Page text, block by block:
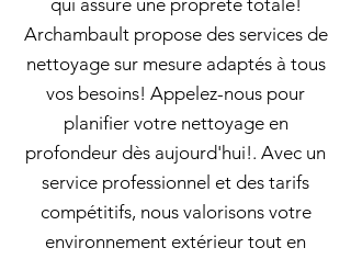
qui assure une propreté totale!
Archambault propose des services de
nettoyage sur mesure adaptés à tous
vos besoins! Appelez-nous pour
planifier votre nettoyage en
profondeur dès aujourd'hui!. Avec un
service professionnel et des tarifs
compétitifs, nous valorisons votre
environnement extérieur tout en